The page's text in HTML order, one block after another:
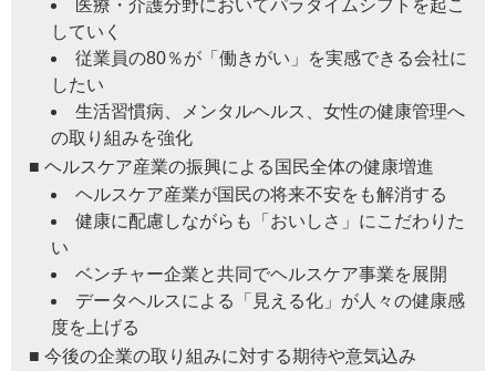
医療・介護分野においてパラダイムシフトを起こ
していく
従業員の80％が「働きがい」を実感できる会社に
したい
生活習慣病、メンタルヘルス、女性の健康管理へ
の取り組みを強化
■ ヘルスケア産業の振興による国民全体の健康増進
ヘルスケア産業が国民の将来不安をも解消する
健康に配慮しながらも「おいしさ」にこだわりた
い
ベンチャー企業と共同でヘルスケア事業を展開
データヘルスによる「見える化」が人々の健康感
度を上げる
■ 今後の企業の取り組みに対する期待や意気込み